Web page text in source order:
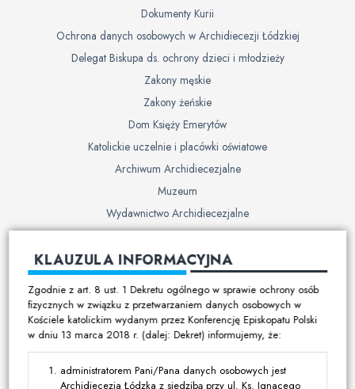
Dokumenty Kurii
Ochrona danych osobowych w Archidiecezji Łódzkiej
Delegat Biskupa ds. ochrony dzieci i młodzieży
Zakony męskie
Zakony żeńskie
Dom Księży Emerytów
Katolickie uczelnie i placówki oświatowe
Archiwum Archidiecezjalne
Muzeum
Wydawnictwo Archidiecezjalne
Cmentarze
Duszpasterstwo
Program duszpasterski
Kalendarz pracy duszpasterskiej
Duszpasterstwo specjalistyczne
Ruchy i stowarzyszenia
KLAUZULA INFORMACYJNA
Zgodnie z art. 8 ust. 1 Dekretu ogólnego w sprawie ochrony osób
fizycznych w związku z przetwarzaniem danych osobowych w
Kościele katolickim wydanym przez Konferencję Episkopatu Polski
w dniu 13 marca 2018 r. (dalej: Dekret) informujemy, że:
administratorem Pani/Pana danych osobowych jest
Archidiecezja Łódzka z siedzibą przy ul. Ks. Ignacego